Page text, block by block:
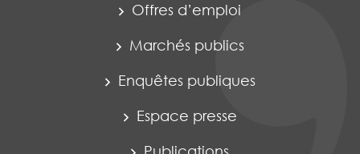
Offres d’emploi
Marchés publics
Enquêtes publiques
Espace presse